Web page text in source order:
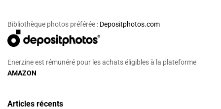
Bibliothèque photos préférée : Depositphotos.com
Enerzine est rémunéré pour les achats éligibles à la plateforme
AMAZON
Articles récents